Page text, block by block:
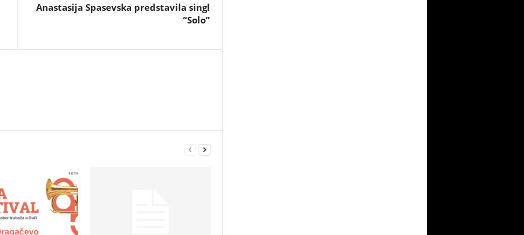
Anastasija Spasevska predstavila singl
“Solo”